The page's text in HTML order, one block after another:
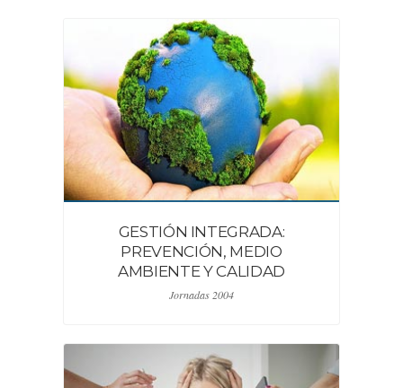
GESTIÓN INTEGRADA:
PREVENCIÓN, MEDIO
AMBIENTE Y CALIDAD
Jornadas 2004